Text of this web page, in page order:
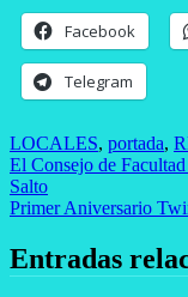
Facebook
Telegram
LOCALES, portada,
Navegación
de
El Consejo de
Salto
Primer Aniversario
Entradas